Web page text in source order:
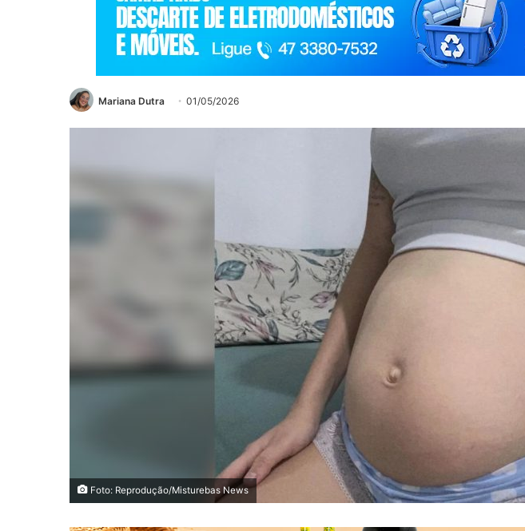
Mariana Dutra 01/05/2026
Foto: Reprodução/Misturebas News